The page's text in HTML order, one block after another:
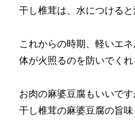
干し椎茸は、水につけると
これからの時期、軽いエ
体が火照るのを防いでくれ
お肉の麻婆豆腐もいいです
干し椎茸の麻婆豆腐の旨味